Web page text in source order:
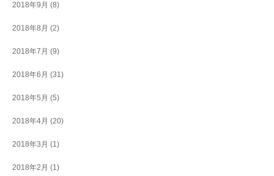
2018年9月 (8)
2018年8月 (2)
2018年7月 (9)
2018年6月 (31)
2018年5月 (5)
2018年4月 (20)
2018年3月 (1)
2018年2月 (1)